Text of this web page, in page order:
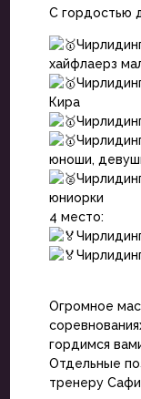
С гордостью
хайфлаерз
Кира
юноши,
юниорки
4 место:
Огромное
гордимся
Отдельные
тренеру